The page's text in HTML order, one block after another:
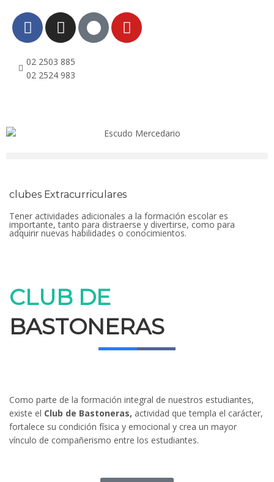
02 2503 885
02 2524 983
clubes Extracurriculares
Tener actividades adicionales a la formación escolar es
importante, tanto para distraerse y divertirse, como para
adquirir nuevas habilidades o conocimientos.
CLUB DE
BASTONERAS
Como parte de la formación integral de nuestros estudiantes,
existe el Club de Bastoneras, actividad que templa el carácter,
fortalece su condición física y emocional y crea un mayor
vínculo de compañerismo entre los estudiantes.